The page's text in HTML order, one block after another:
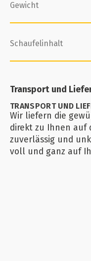
Gewicht
Schaufelinhalt
Transport und
TRANSPORT UND
Wir liefern die
direkt zu Ihnen auf
zuverlässig und
voll und ganz auf